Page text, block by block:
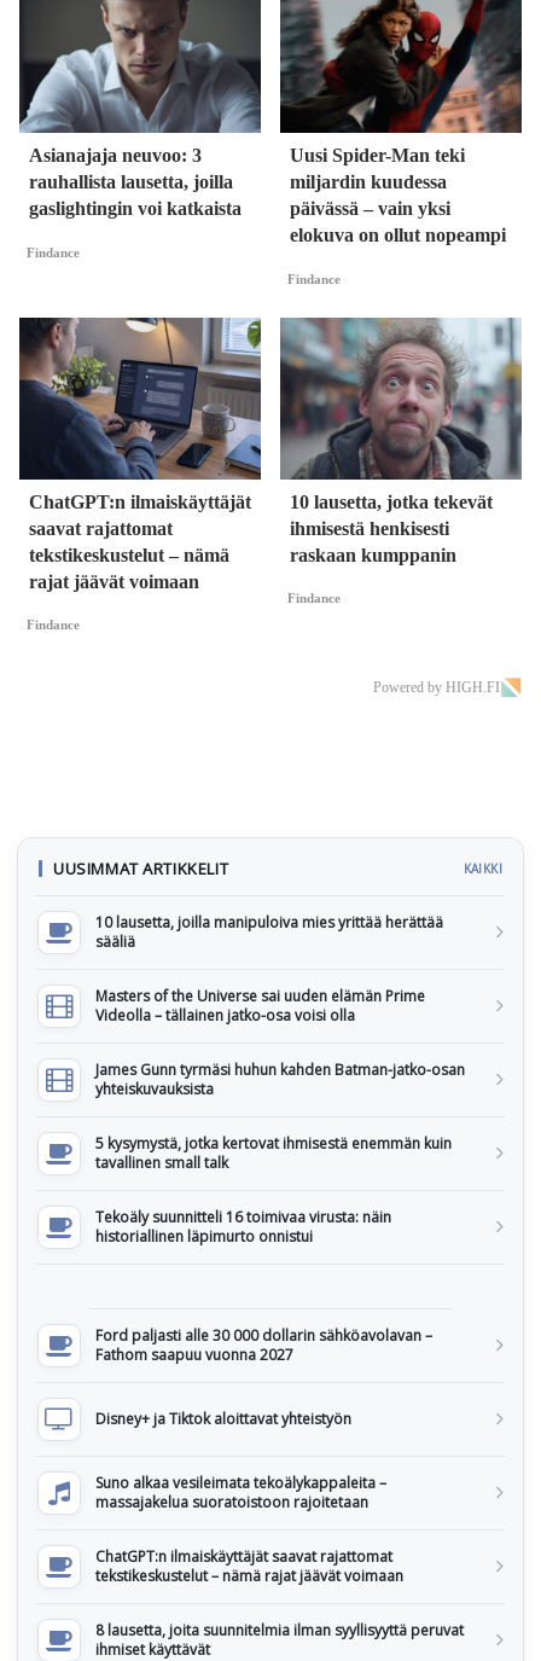
Asianajaja neuvoo: 3
rauhallista lausetta, joilla
gaslightingin voi katkaista
Findance
Uusi Spider-Man teki
miljardin kuudessa
päivässä – vain yksi
elokuva on ollut nopeampi
Findance
ChatGPT:n ilmaiskäyttäjät
saavat rajattomat
tekstikeskustelut – nämä
rajat jäävät voimaan
Findance
10 lausetta, jotka tekevät
ihmisestä henkisesti
raskaan kumppanin
Findance
Powered by HIGH.FI
UUSIMMAT ARTIKKELIT KAIKKI
10 lausetta, joilla manipuloiva mies yrittää herättää
sääliä
Masters of the Universe sai uuden elämän Prime
Videolla – tällainen jatko-osa voisi olla
James Gunn tyrmäsi huhun kahden Batman-jatko-osan
yhteiskuvauksista
5 kysymystä, jotka kertovat ihmisestä enemmän kuin
tavallinen small talk
Tekoäly suunnitteli 16 toimivaa virusta: näin
historiallinen läpimurto onnistui
Ford paljasti alle 30 000 dollarin sähköavolavan –
Fathom saapuu vuonna 2027
Disney+ ja Tiktok aloittavat yhteistyön
Suno alkaa vesileimata tekoälykappaleita –
massajakelua suoratoistoon rajoitetaan
ChatGPT:n ilmaiskäyttäjät saavat rajattomat
tekstikeskustelut – nämä rajat jäävät voimaan
8 lausetta, joita suunnitelmia ilman syyllisyyttä peruvat
ihmiset käyttävät